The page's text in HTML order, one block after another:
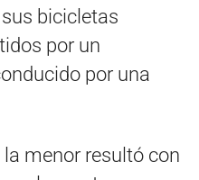
bicicletas
por un
por una
menor resultó con